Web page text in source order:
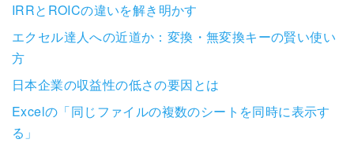
IRRとROICの違いを解き明かす
エクセル達人への近道か：変換・無変換キーの賢い使い
方
日本企業の収益性の低さの要因とは
Excelの「同じファイルの複数のシートを同時に表示す
る」